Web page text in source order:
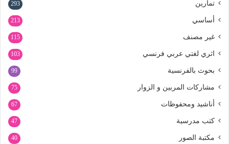
تمارين 293
أساسي 213
غير مصنف 115
اثري لغتي عربي فرنسي 103
بحوث بالفرنسية 99
مشاركات المربين و الزوار 75
أناشيد ومحفوظات 67
كتب مدرسية 47
مكتبة الصور 40